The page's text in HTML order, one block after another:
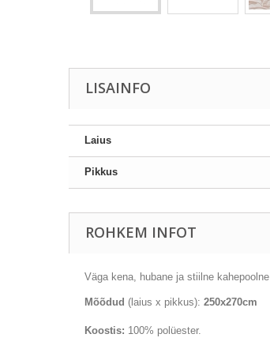
LISAINFO
Laius
Pikkus
ROHKEM INFOT
Väga kena, hubane ja stiilne kahepoolne
Mõõdud (laius x pikkus): 250x270cm
Koostis: 100% polüester.